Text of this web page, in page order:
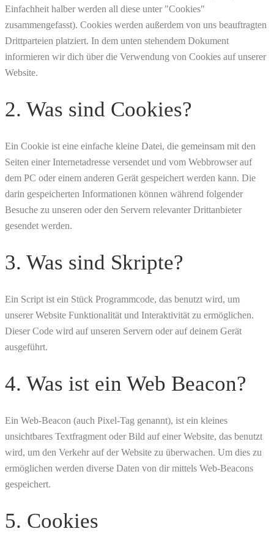
Einfachheit halber werden all diese unter "Cookies"
zusammengefasst). Cookies werden außerdem von uns beauftragten
Drittparteien platziert. In dem unten stehendem Dokument
informieren wir dich über die Verwendung von Cookies auf unserer
Website.
2. Was sind Cookies?
Ein Cookie ist eine einfache kleine Datei, die gemeinsam mit den
Seiten einer Internetadresse versendet und vom Webbrowser auf
dem PC oder einem anderen Gerät gespeichert werden kann. Die
darin gespeicherten Informationen können während folgender
Besuche zu unseren oder den Servern relevanter Drittanbieter
gesendet werden.
3. Was sind Skripte?
Ein Script ist ein Stück Programmcode, das benutzt wird, um
unserer Website Funktionalität und Interaktivität zu ermöglichen.
Dieser Code wird auf unseren Servern oder auf deinem Gerät
ausgeführt.
4. Was ist ein Web Beacon?
Ein Web-Beacon (auch Pixel-Tag genannt), ist ein kleines
unsichtbares Textfragment oder Bild auf einer Website, das benutzt
wird, um den Verkehr auf der Website zu überwachen. Um dies zu
ermöglichen werden diverse Daten von dir mittels Web-Beacons
gespeichert.
5. Cookies